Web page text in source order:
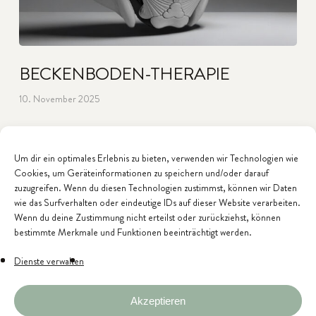
Um dir ein optimales Erlebnis zu bieten, verwenden wir Technologien wie
Cookies, um Geräteinformationen zu speichern und/oder darauf
zuzugreifen. Wenn du diesen Technologien zustimmst, können wir Daten
wie das Surfverhalten oder eindeutige IDs auf dieser Website verarbeiten.
Wenn du deine Zustimmung nicht erteilst oder zurückziehst, können
bestimmte Merkmale und Funktionen beeinträchtigt werden.
Dienste verwalten
Akzeptieren
BECKENBODEN-THERAPIE
10. November 2025